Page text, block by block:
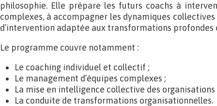
philosophie. Elle prépare les futurs coachs à
complexes, à accompagner les dynamiques
d’intervention adaptée aux transformations profondes
Le programme couvre notamment :
Le coaching individuel et collectif ;
Le management d’équipes complexes ;
La mise en intelligence collective des organisations
La conduite de transformations organisationnelles.